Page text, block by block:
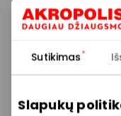
Sutikimas
Slapukų
Akcijos trukmė
2025.12.14